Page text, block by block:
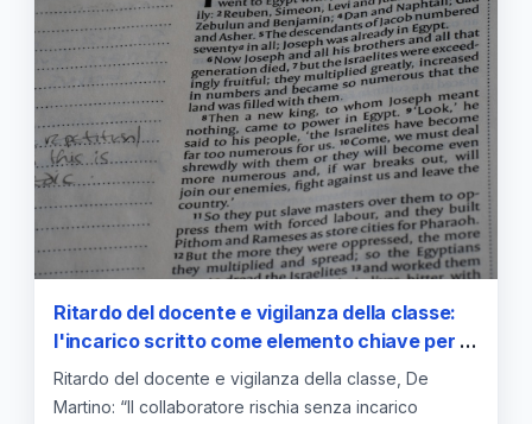
Ritardo del docente e vigilanza della classe:
l'incarico scritto come elemento chiave per la
tutela
Ritardo del docente e vigilanza della classe, De
Martino: “Il collaboratore rischia senza incarico